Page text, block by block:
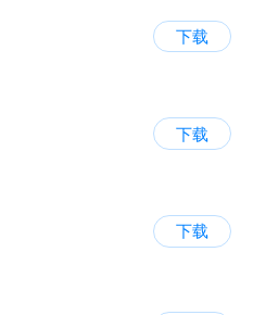
下载
下载
下载